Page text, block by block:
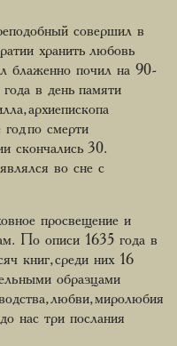
совершил в
хранить любовь
блаженно почил на 90-
в день памяти
архиепископа
по смерти
скончались 30.
во сне с
просвещение и
По описи 1635 года в
книг, среди них 16
образцами
любви, миролюбия
нас три послания